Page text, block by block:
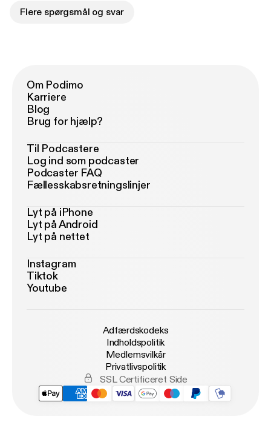
Flere spørgsmål og svar
Om Podimo
Karriere
Blog
Brug for hjælp?
Til Podcastere
Log ind som podcaster
Podcaster FAQ
Fællesskabsretningslinjer
Lyt på iPhone
Lyt på Android
Lyt på nettet
Instagram
Tiktok
Youtube
Adfærdskodeks
Indholdspolitik
Medlemsvilkår
Privatlivspolitik
SSL Certificeret Side